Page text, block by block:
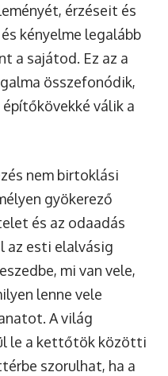
érzéseit és
kényelme legalább
a sajátod. Ez az a
összefonódik,
válik a
nem birtoklási
gyökerező
és az odaadás
az esti elalvásig
mi van vele,
lenne vele
A világ
le a kettőtök közötti
szorulhat, ha a